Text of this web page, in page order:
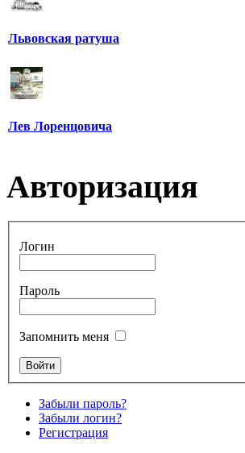
Львовская ратуша
Лев Лоренцовича
Авторизация
Логин
Пароль
Запомнить меня
Забыли пароль?
Забыли логин?
Регистрация